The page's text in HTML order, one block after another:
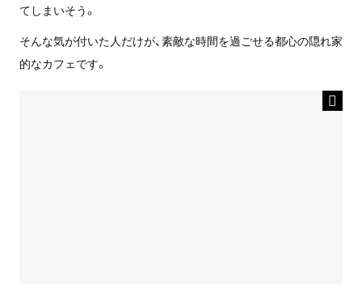
てしまいそう。
そんな気が付いた人だけが、素敵な時間を過ごせる都心の隠れ家
的なカフェです。